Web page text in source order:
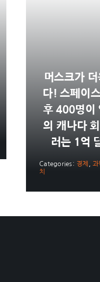
머스크가
다! 스페이
후 400명이
의 캐나다
러는 1억
Categories: 경제 ,과
치